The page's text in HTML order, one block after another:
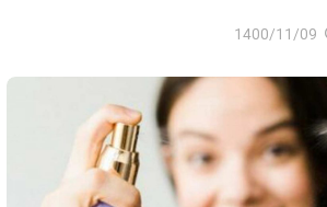
1400/11/09